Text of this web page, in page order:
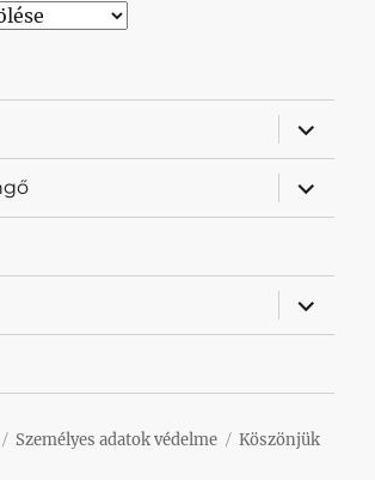
almenü
almenü
almenü
Személyes adatok védelme
Köszönjük